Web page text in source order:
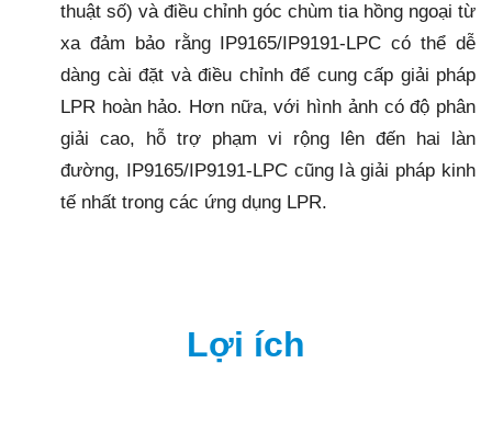
thuật số) và điều chỉnh góc chùm tia hồng ngoại từ
xa đảm bảo rằng IP9165/IP9191-LPC có thể dễ
dàng cài đặt và điều chỉnh để cung cấp giải pháp
LPR hoàn hảo. Hơn nữa, với hình ảnh có độ phân
giải cao, hỗ trợ phạm vi rộng lên đến hai làn
đường, IP9165/IP9191-LPC cũng là giải pháp kinh
tế nhất trong các ứng dụng LPR.
Lợi ích